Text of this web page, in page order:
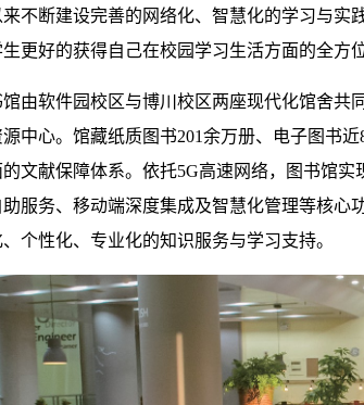
不断建设完善的网络化、智慧化的学习与实
更好的获得自己在校园学习生活方面的全方
由软件园校区与博川校区两座现代化馆舍共
中心。馆藏纸质图书201余万册、电子图书近
文献保障体系。依托5G高速网络，图书馆实
服务、移动端深度集成及智慧化管理等核心
个性化、专业化的知识服务与学习支持。